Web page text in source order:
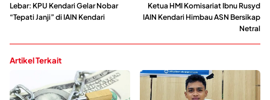
Lebar: KPU Kendari Gelar Nobar
“Tepati Janji” di IAIN Kendari
Ketua HMI Komisariat Ibnu Rusyd
IAIN Kendari Himbau ASN Bersikap
Netral
Artikel Terkait